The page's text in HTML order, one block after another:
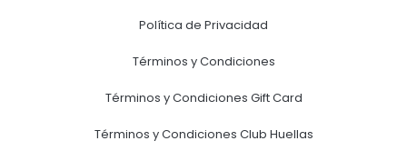
Política de Privacidad
Términos y Condiciones
Términos y Condiciones Gift Card
Términos y Condiciones Club Huellas